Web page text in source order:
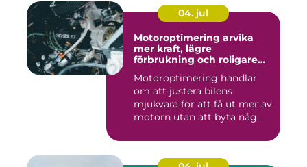
04. jul
Motoroptimering arvika
mer kraft, lägre
förbrukning och roligare
Motoroptimering handlar
om att justera bilens
mjukvara för att få ut mer av
motorn utan att byta någ...